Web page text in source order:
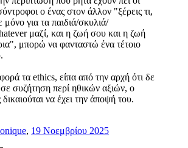
ο ένας στον άλλον "ξέρεις τι,
μόνο για τα παιδιά/σκυλιά/
μαζί, και η ζωή σου και η ζωή
μπορώ να φανταστώ ένα τέτοιο
τα ethics, είπα από την αρχή ότι δε
συζήτηση περί ηθικών αξιών, ο
να έχει την άποψή του.
, 19 Νοεμβρίου 2025